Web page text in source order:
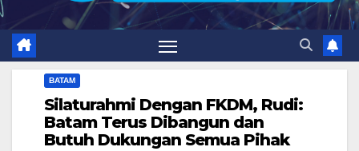
BATAM
Silaturahmi Dengan FKDM, Rudi:
Batam Terus Dibangun dan
Butuh Dukungan Semua Pihak